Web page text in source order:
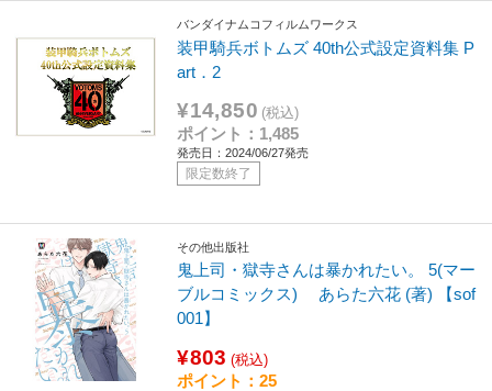
バンダイナムコフィルムワークス
装甲騎兵ボトムズ 40th公式設定資料集 P
art．2
¥14,850 (税込)
ポイント：1,485
発売日：2024/06/27発売
限定数終了
その他出版社
鬼上司・獄寺さんは暴かれたい。 5(マー
ブルコミックス) あらた六花 (著) 【sof
001】
¥803 (税込)
ポイント：25